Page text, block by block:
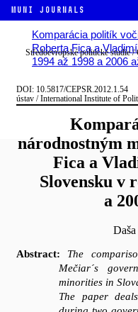
MUNI JOURNALS
Komparácia politík
Roberta Fica a
1994 až 1998 a 2006